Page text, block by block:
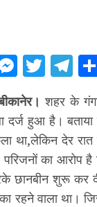
शहर के
दर्ज हुआ है।
था,लेकिन देर
का आरोप
छानबीन शुरू कर
रहने वाला था।